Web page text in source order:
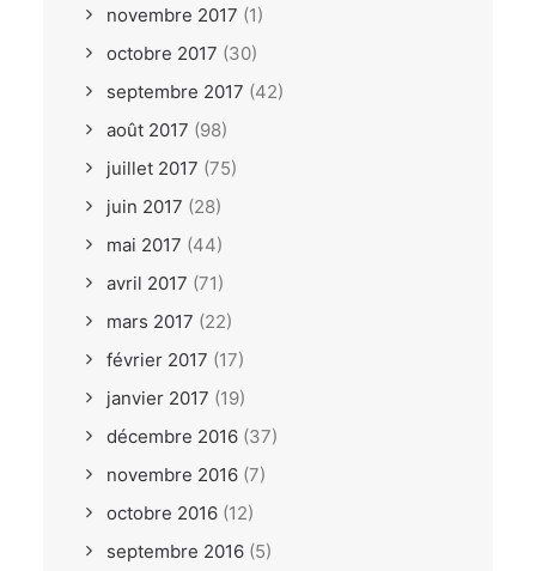
novembre 2017 (1)
octobre 2017 (30)
septembre 2017 (42)
août 2017 (98)
juillet 2017 (75)
juin 2017 (28)
mai 2017 (44)
avril 2017 (71)
mars 2017 (22)
février 2017 (17)
janvier 2017 (19)
décembre 2016 (37)
novembre 2016 (7)
octobre 2016 (12)
septembre 2016 (5)